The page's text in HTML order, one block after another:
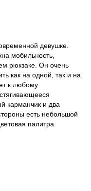
девушке.
мобильность,
рюкзаке. Он очень
как на одной, так и на
к любому
карманчик и два
есть небольшой
палитра.